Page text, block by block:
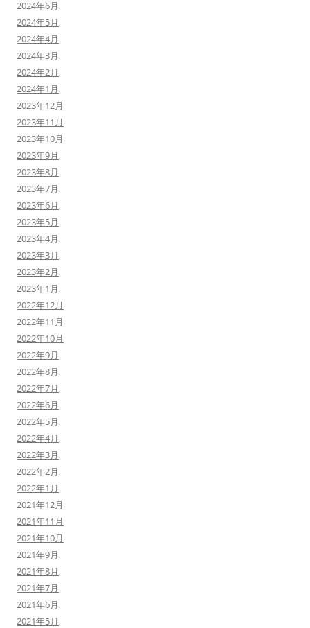
2024年6月
2024年5月
2024年4月
2024年3月
2024年2月
2024年1月
2023年12月
2023年11月
2023年10月
2023年9月
2023年8月
2023年7月
2023年6月
2023年5月
2023年4月
2023年3月
2023年2月
2023年1月
2022年12月
2022年11月
2022年10月
2022年9月
2022年8月
2022年7月
2022年6月
2022年5月
2022年4月
2022年3月
2022年2月
2022年1月
2021年12月
2021年11月
2021年10月
2021年9月
2021年8月
2021年7月
2021年6月
2021年5月